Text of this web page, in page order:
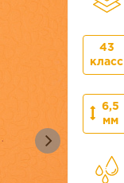
43
класс
6,5
мм